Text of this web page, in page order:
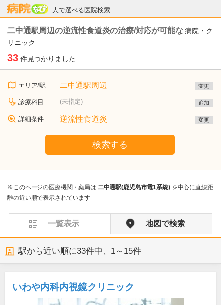
人で選べる医院検索
病院なび
二中通駅周辺の逆流性食道炎の治療/対応が可能な 病院・ク
リニック
33 件見つかりました
エリア/駅 二中通駅周辺 変更
診療科目 (未指定) 追加
詳細条件 逆流性食道炎 変更
検索する
※このページの医療機関・薬局は 二中通駅(鹿児島市電1系統) を中心に直線距
離の近い順で表示されています
一覧表示 地図で検索
駅から近い順に33件中、 1～15件
いわや内科内視鏡クリニック